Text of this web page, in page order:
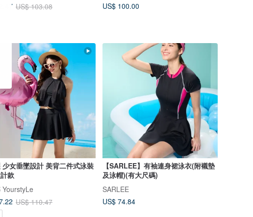
US$ 103.08
US$ 100.00
少女垂墜設計 美背二件式泳裝
款
YourstyLe
US$ 110.47
【SARLEE】有袖連身裙泳衣(附襯墊
及泳帽)(有大尺碼)
SARLEE
US$ 74.84